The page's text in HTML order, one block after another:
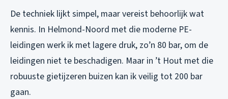
De techniek lijkt simpel, maar vereist behoorlijk wat
kennis. In Helmond-Noord met die moderne PE-
leidingen werk ik met lagere druk, zo’n 80 bar, om de
leidingen niet te beschadigen. Maar in ’t Hout met die
robuuste gietijzeren buizen kan ik veilig tot 200 bar
gaan.